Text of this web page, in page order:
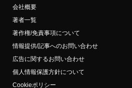
会社概要
著者一覧
著作権/免責事項について
情報提供/記事へのお問い合わせ
広告に関するお問い合わせ
個人情報保護方針について
Cookieポリシー